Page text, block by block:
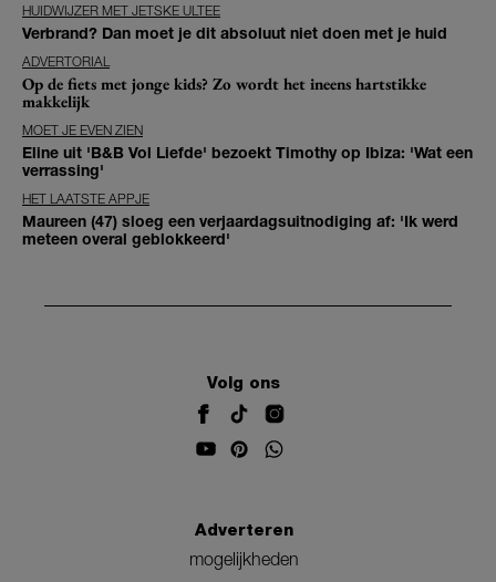
HUIDWIJZER MET JETSKE ULTEE
Verbrand? Dan moet je dit absoluut niet doen met je huid
ADVERTORIAL
Op de fiets met jonge kids? Zo wordt het ineens hartstikke
makkelijk
MOET JE EVEN ZIEN
Eline uit 'B&B Vol Liefde' bezoekt Timothy op Ibiza: 'Wat een
verrassing'
HET LAATSTE APPJE
Maureen (47) sloeg een verjaardagsuitnodiging af: 'Ik werd
meteen overal geblokkeerd'
Volg ons
Adverteren
mogelijkheden